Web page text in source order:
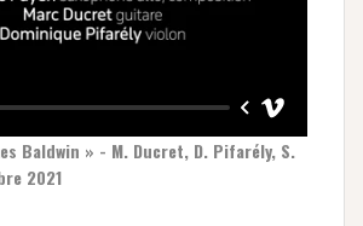
Baldwin » - M. Ducret, D. Pifarély, S.
2021